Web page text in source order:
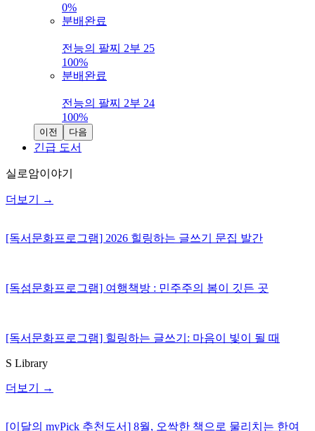
0%
분배완료
전능의 팔찌 2부 25
100%
분배완료
전능의 팔찌 2부 24
100%
이전 다음
긴급 도서
실로암이야기
더보기 →
[독서문화프로그램] 2026 힐링하는 글쓰기 문집 발간
[독섬문화프로그램] 여행책방 : 민주주의 봄이 깃든 곳
[독서문화프로그램] 힐링하는 글쓰기: 마음이 빛이 될 때
S Library
더보기 →
[이달의 myPick 추천도서] 8월, 오싹한 책으로 물리치는 한여